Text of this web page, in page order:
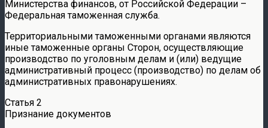
Министерства финансов, от Российской Федерации –
Федеральная таможенная служба.
Территориальными таможенными органами являются
иные таможенные органы Сторон, осуществляющие
производство по уголовным делам и (или) ведущие
административный процесс (производство) по делам об
административных правонарушениях.
Статья 2
Признание документов